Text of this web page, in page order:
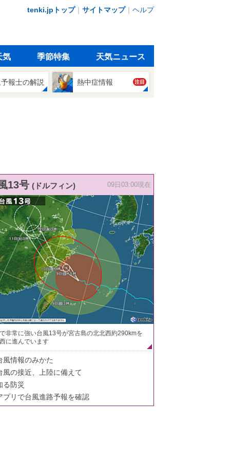
tenki.jpトップ｜ サイトマップ｜ ヘルプ
気 季節特集 天気ニュース
報士の解説 熱中症情報 注目
13号 (ドルフィン) 09日03:00現在
非常に強い台風13号が宮古島の北北西約290kmを
に進んでいます
風情報のみかた
風の接近、上陸に備えて
る防災
プリで台風進路予報を確認